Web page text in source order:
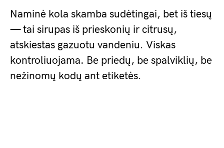
Naminė kola skamba sudėtingai, bet iš tiesų
— tai sirupas iš prieskonių ir citrusų,
atskiestas gazuotu vandeniu. Viskas
kontroliuojama. Be priedų, be spalviklių, be
nežinomų kodų ant etiketės.